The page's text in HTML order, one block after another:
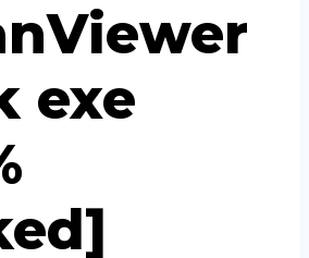
exe